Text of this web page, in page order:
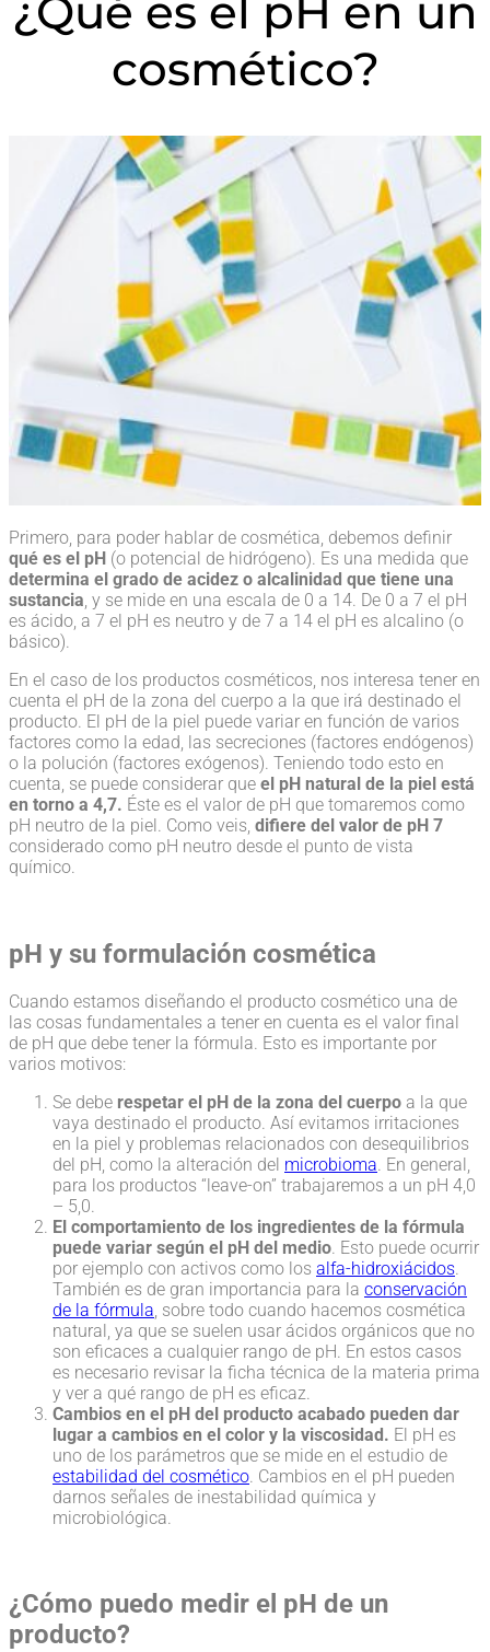
¿Qué es el pH en un
cosmético?
Primero, para poder hablar de cosmética, debemos definir
qué es el pH (o potencial de hidrógeno). Es una medida que
determina el grado de acidez o alcalinidad que tiene una
sustancia , y se mide en una escala de 0 a 14. De 0 a 7 el pH
es ácido, a 7 el pH es neutro y de 7 a 14 el pH es alcalino (o
básico).
En el caso de los productos cosméticos, nos interesa tener en
cuenta el pH de la zona del cuerpo a la que irá destinado el
producto. El pH de la piel puede variar en función de varios
factores como la edad, las secreciones (factores endógenos)
o la polución (factores exógenos). Teniendo todo esto en
cuenta, se puede considerar que el pH natural de la piel está
en torno a 4,7. Éste es el valor de pH que tomaremos como
pH neutro de la piel. Como veis, difiere del valor de pH 7
considerado como pH neutro desde el punto de vista
químico.
pH y su formulación cosmética
Cuando estamos diseñando el producto cosmético una de
las cosas fundamentales a tener en cuenta es el valor final
de pH que debe tener la fórmula. Esto es importante por
varios motivos:
Se debe respetar el pH de la zona del cuerpo a la que
vaya destinado el producto. Así evitamos irritaciones
en la piel y problemas relacionados con desequilibrios
del pH, como la alteración del microbioma . En general,
para los productos “leave-on” trabajaremos a un pH 4,0
– 5,0.
El comportamiento de los ingredientes de la fórmula
puede variar según el pH del medio . Esto puede ocurrir
por ejemplo con activos como los alfa-hidroxiácidos
También es de gran importancia para la conservación
de la fórmula , sobre todo cuando hacemos cosmética
natural, ya que se suelen usar ácidos orgánicos que no
son eficaces a cualquier rango de pH. En estos casos
es necesario revisar la ficha técnica de la materia prima
y ver a qué rango de pH es eficaz.
Cambios en el pH del producto acabado pueden dar
lugar a cambios en el color y la viscosidad. El pH es
uno de los parámetros que se mide en el estudio de
estabilidad del cosmético . Cambios en el pH pueden
darnos señales de inestabilidad química y
microbiológica.
¿Cómo puedo medir el pH de un
producto?